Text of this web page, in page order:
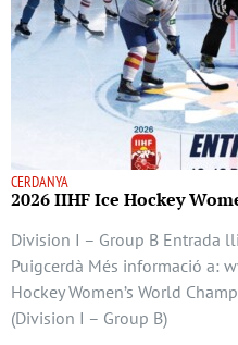
CERDANYA
2026 IIHF Ice Hockey
Division I – Group B Entrada
Puigcerdà Més informació a:
Hockey Women’s World
(Division I – Group B)